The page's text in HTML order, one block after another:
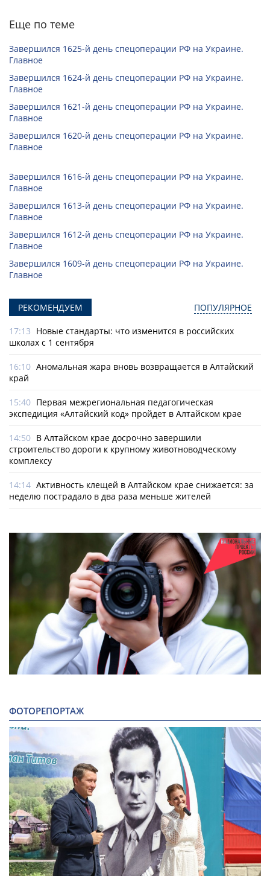
Еще по теме
Завершился 1625-й день спецоперации РФ на Украине.
Главное
Завершился 1624-й день спецоперации РФ на Украине.
Главное
Завершился 1621-й день спецоперации РФ на Украине.
Главное
Завершился 1620-й день спецоперации РФ на Украине.
Главное
Завершился 1616-й день спецоперации РФ на Украине.
Главное
Завершился 1613-й день спецоперации РФ на Украине.
Главное
Завершился 1612-й день спецоперации РФ на Украине.
Главное
Завершился 1609-й день спецоперации РФ на Украине.
Главное
РЕКОМЕНДУЕМ ПОПУЛЯРНОЕ
17:13 Новые стандарты: что изменится в российских
школах с 1 сентября
16:10 Аномальная жара вновь возвращается в Алтайский
край
15:40 Первая межрегиональная педагогическая
экспедиция «Алтайский код» пройдет в Алтайском крае
14:50 В Алтайском крае досрочно завершили
строительство дороги к крупному животноводческому
комплексу
14:14 Активность клещей в Алтайском крае снижается: за
неделю пострадало в два раза меньше жителей
ФОТОРЕПОРТАЖ